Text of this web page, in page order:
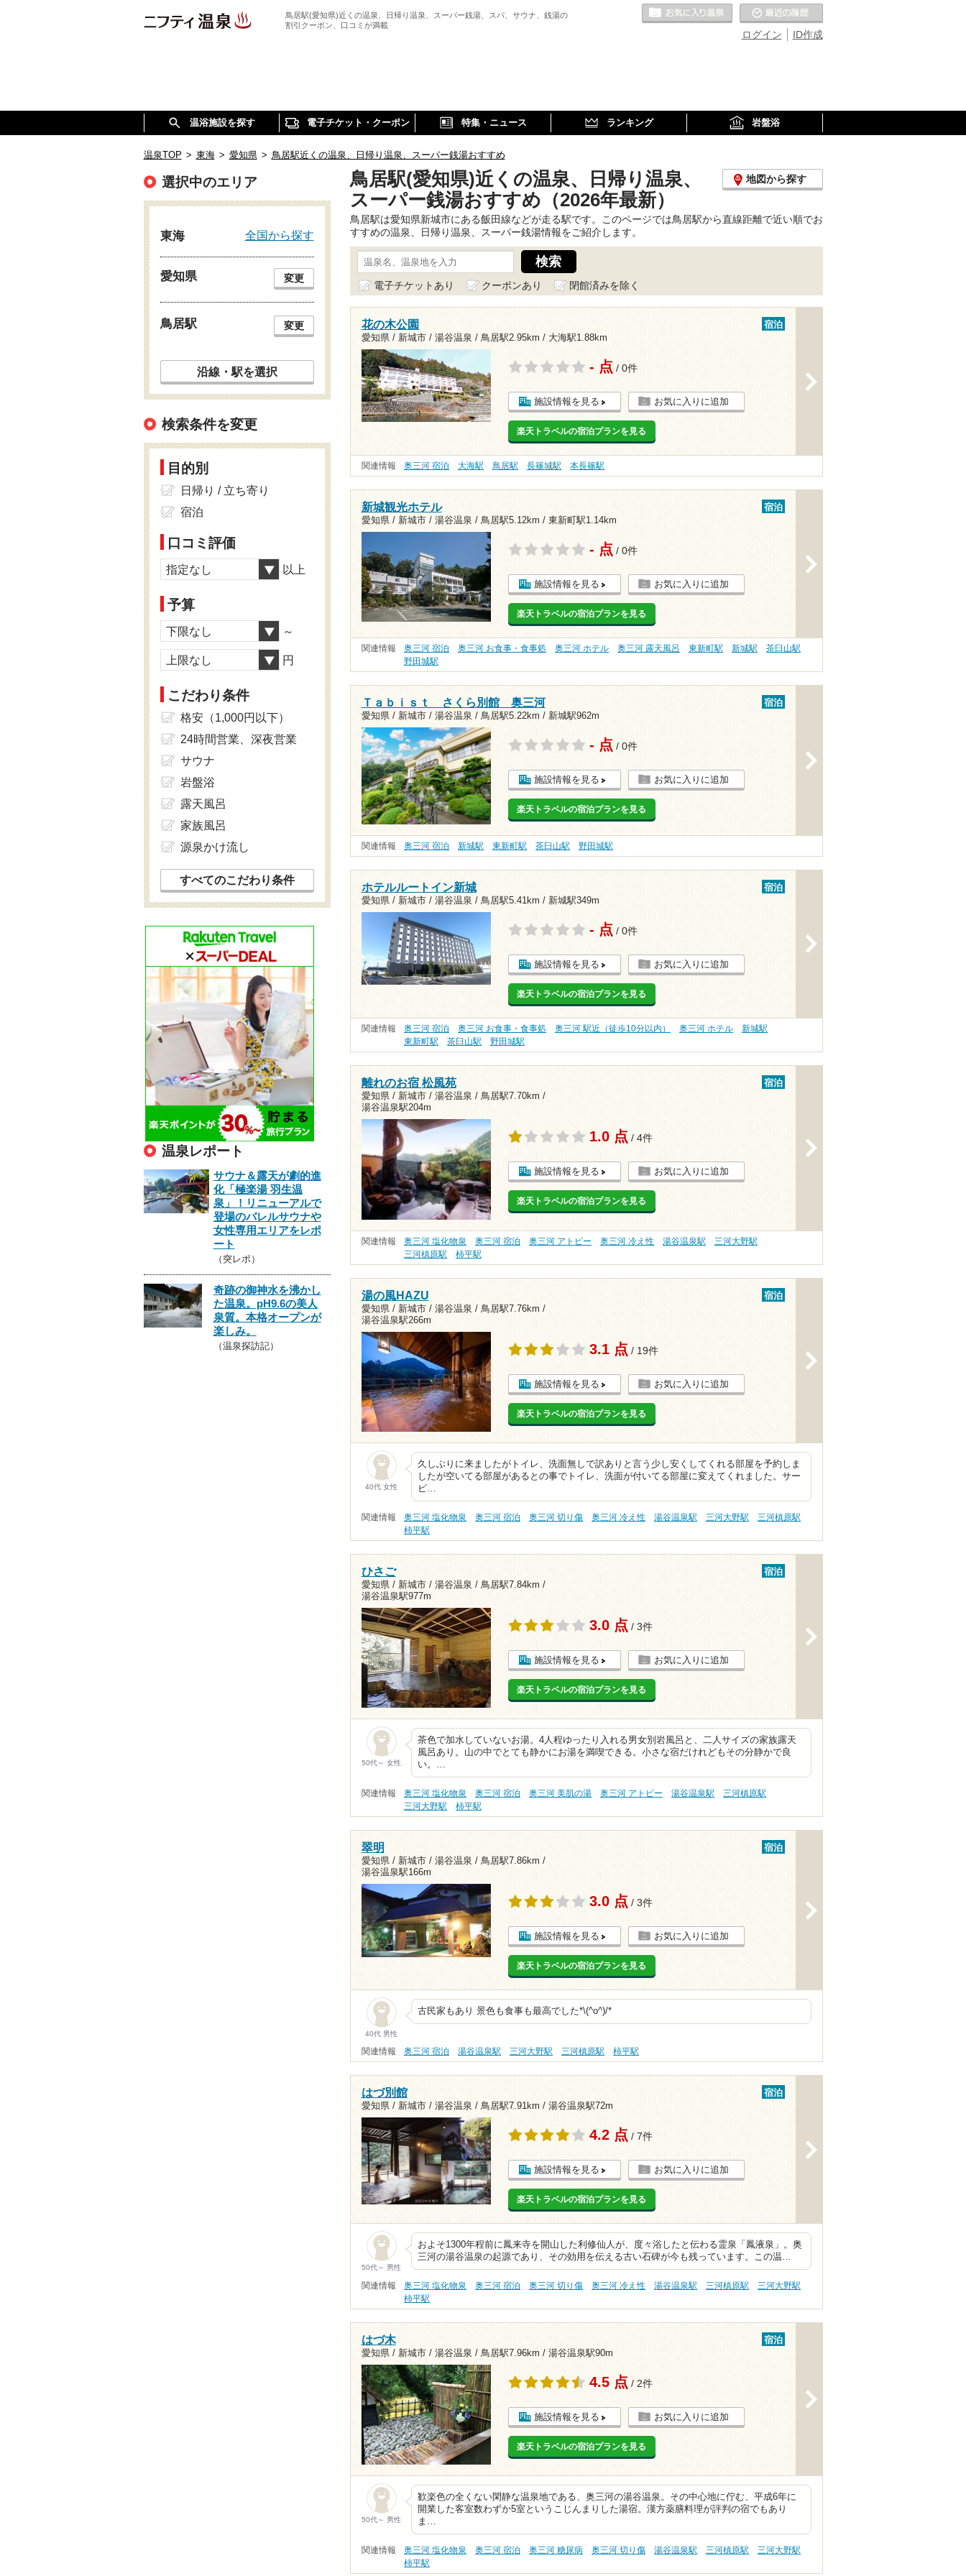
鳥居駅(愛知県)近くの温泉、日帰り温泉、スーパー銭湯、スパ、サウナ、銭湯の
割引クーポン、口コミが満載
ID作成
ログイン
お気に入りの温泉
温浴施設を探す 電子チケット・クーポン 特集・ニュース ランキング 岩盤浴
温泉TOP > 東海 > 愛知県 > 鳥居駅近くの温泉、日帰り温泉、スーパー銭湯おすすめ
鳥居駅(愛知県)近くの温泉、日帰り温泉、
スーパー銭湯おすすめ（2026年最新）
地図から探す
鳥居駅は愛知県新城市にある飯田線などが走る駅です。このページでは鳥居駅から直線距離で近い順でお
すすめの温泉、日帰り温泉、スーパー銭湯情報をご紹介します。
電子チケットあり クーポンあり 閉館済みを除く
花の木公園
愛知県 / 新城市 / 湯谷温泉 / 鳥居駅2.95km / 大海駅1.88km
宿泊
- 点 / 0件
施設情報を見る お気に入りに追加
楽天トラベルの宿泊プランを見る
関連情報 奥三河 宿泊 大海駅 鳥居駅 長篠城駅 本長篠駅
新城観光ホテル
愛知県 / 新城市 / 湯谷温泉 / 鳥居駅5.12km / 東新町駅1.14km
宿泊
- 点 / 0件
施設情報を見る お気に入りに追加
楽天トラベルの宿泊プランを見る
関連情報 奥三河 宿泊 奥三河 お食事・食事処 奥三河 ホテル 奥三河 露天風呂 東新町駅 新城駅
茶臼山駅
野田城駅
Ｔａｂｉｓｔ さくら別館 奥三河
愛知県 / 新城市 / 湯谷温泉 / 鳥居駅5.22km / 新城駅962m
宿泊
- 点 / 0件
施設情報を見る お気に入りに追加
楽天トラベルの宿泊プランを見る
関連情報 奥三河 宿泊 新城駅 東新町駅 茶臼山駅 野田城駅
ホテルルートイン新城
愛知県 / 新城市 / 湯谷温泉 / 鳥居駅5.41km / 新城駅349m
宿泊
- 点 / 0件
施設情報を見る お気に入りに追加
楽天トラベルの宿泊プランを見る
関連情報 奥三河 宿泊 奥三河 お食事・食事処 奥三河 駅近（徒歩10分以内） 奥三河 ホテル
新城駅
東新町駅
茶臼山駅 野田城駅
離れのお宿 松風苑
愛知県 / 新城市 / 湯谷温泉 / 鳥居駅7.70km /
湯谷温泉駅204m
宿泊
1.0 点 / 4件
施設情報を見る お気に入りに追加
楽天トラベルの宿泊プランを見る
関連情報 奥三河 塩化物泉 奥三河 宿泊 奥三河 アトピー 奥三河 冷え性 湯谷温泉駅
三河大野駅
三河槙原駅
柿平駅
湯の風HAZU
愛知県 / 新城市 / 湯谷温泉 / 鳥居駅7.76km /
湯谷温泉駅266m
宿泊
3.1 点 / 19件
施設情報を見る お気に入りに追加
楽天トラベルの宿泊プランを見る
40代 女性
久しぶりに来ましたがトイレ、洗面無しで訳ありと言う少し安くしてくれる部屋を予約しま
したが空いてる部屋があるとの事でトイレ、洗面が付いてる部屋に変えてくれました。サー
ビ…
関連情報 奥三河 塩化物泉 奥三河 宿泊 奥三河 切り傷 奥三河 冷え性 湯谷温泉駅 三河大野駅
三河槙原駅
柿平駅
ひさご
愛知県 / 新城市 / 湯谷温泉 / 鳥居駅7.84km /
湯谷温泉駅977m
宿泊
3.0 点 / 3件
施設情報を見る お気に入りに追加
楽天トラベルの宿泊プランを見る
50代～ 女性
茶色で加水していないお湯。4人程ゆったり入れる男女別岩風呂と、二人サイズの家族露天
風呂あり。山の中でとても静かにお湯を満喫できる。小さな宿だけれどもその分静かで良
い。…
関連情報 奥三河 塩化物泉 奥三河 宿泊 奥三河 美肌の湯 奥三河 アトピー 湯谷温泉駅
三河槙原駅
三河大野駅
柿平駅
翠明
愛知県 / 新城市 / 湯谷温泉 / 鳥居駅7.86km /
湯谷温泉駅166m
宿泊
3.0 点 / 3件
施設情報を見る お気に入りに追加
楽天トラベルの宿泊プランを見る
40代 男性
古民家もあり 景色も食事も最高でした*\(^o^)/*
関連情報 奥三河 宿泊 湯谷温泉駅 三河大野駅 三河槙原駅 柿平駅
はづ別館
愛知県 / 新城市 / 湯谷温泉 / 鳥居駅7.91km / 湯谷温泉駅72m
宿泊
4.2 点 / 7件
施設情報を見る お気に入りに追加
楽天トラベルの宿泊プランを見る
50代～ 男性
およそ1300年程前に鳳来寺を開山した利修仙人が、度々浴したと伝わる霊泉「鳳液泉」。奥
三河の湯谷温泉の起源であり、その効用を伝える古い石碑が今も残っています。この温…
関連情報 奥三河 塩化物泉 奥三河 宿泊 奥三河 切り傷 奥三河 冷え性 湯谷温泉駅 三河槙原駅
三河大野駅
柿平駅
はづ木
愛知県 / 新城市 / 湯谷温泉 / 鳥居駅7.96km / 湯谷温泉駅90m
宿泊
4.5 点 / 2件
施設情報を見る お気に入りに追加
楽天トラベルの宿泊プランを見る
50代～ 男性
歓楽色の全くない閑静な温泉地である、奥三河の湯谷温泉。その中心地に佇む、平成6年に
開業した客室数わずか5室というこじんまりした湯宿。漢方薬膳料理が評判の宿でもあり
ま…
関連情報 奥三河 塩化物泉 奥三河 宿泊 奥三河 糖尿病 奥三河 切り傷 湯谷温泉駅 三河槙原駅
三河大野駅
柿平駅
選択中のエリア
東海 全国から探す
愛知県 変更
鳥居駅 変更
沿線・駅を選択
検索条件を変更
目的別
日帰り / 立ち寄り
宿泊
口コミ評価
指定なし 以上
予算
下限なし ～
上限なし 円
こだわり条件
格安（1,000円以下）
24時間営業、深夜営業
サウナ
岩盤浴
露天風呂
家族風呂
源泉かけ流し
すべてのこだわり条件
温泉レポート
サウナ＆露天が劇的進
化「極楽湯 羽生温
泉」！リニューアルで
登場のバレルサウナや
女性専用エリアをレポ
ート
（突レポ）
奇跡の御神水を沸かし
た温泉。pH9.6の美人
泉質。本格オープンが
楽しみ。
（温泉探訪記）